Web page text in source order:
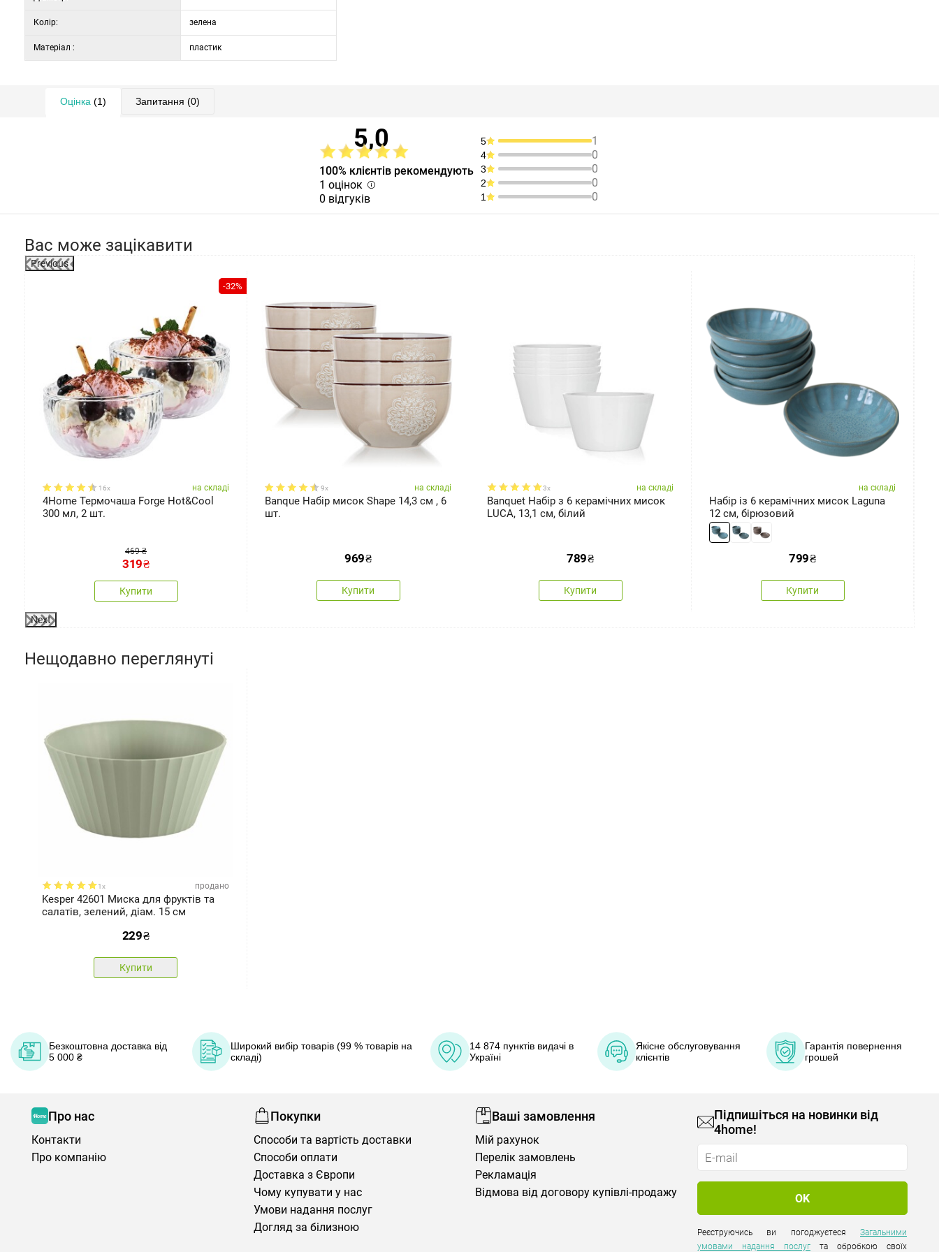
Колір: зелена
Матеріал : пластик
Оцінка (1) Запитання (0)
5,0
100% клієнтів рекомендують
1 оцінок
0 відгуків
5 1
4 0
3 0
2 0
1 0
Вас може зацікавити
Previous
-32%
16x на складі
4Home Термочаша Forge Hot&Cool
300 мл, 2 шт.
469 ₴
319₴
Купити
9x на складі
Banque Набір мисок Shape 14,3 см , 6
шт.
969₴
Купити
3x на складі
Banquet Набір з 6 керамічних мисок
LUCA, 13,1 см, білий
789₴
Купити
на складі
Набір із 6 керамічних мисок Laguna
12 см, бірюзовий
799₴
Купити
Next
Нещодавно переглянуті
1x продано
Kesper 42601 Миска для фруктів та
салатів, зелений, діам. 15 см
229₴
Купити
Безкоштовна доставка від
5 000 ₴
Широкий вибір товарів (99 % товарів на
складі)
14 874 пунктів видачі в
Україні
Якісне обслуговування
клієнтів
Гарантія повернення
грошей
Про нас
Контакти
Про компанію
Покупки
Способи та вартість доставки
Способи оплати
Доставка з Європи
Чому купувати у нас
Умови надання послуг
Догляд за білизною
Ваші замовлення
Мій рахунок
Перелік замовлень
Рекламація
Відмова від договору купівлі-продажу
Підпишіться на новинки від
4home!
Реєструючись ви погоджуєтесяЗагальними
умовами надання послуг та обробкою своїх